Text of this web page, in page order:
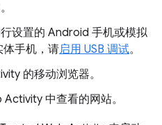
设置的 Android 手机或模拟
体手机，请启用 USB 调试。
的移动浏览器。
中查看的网站。